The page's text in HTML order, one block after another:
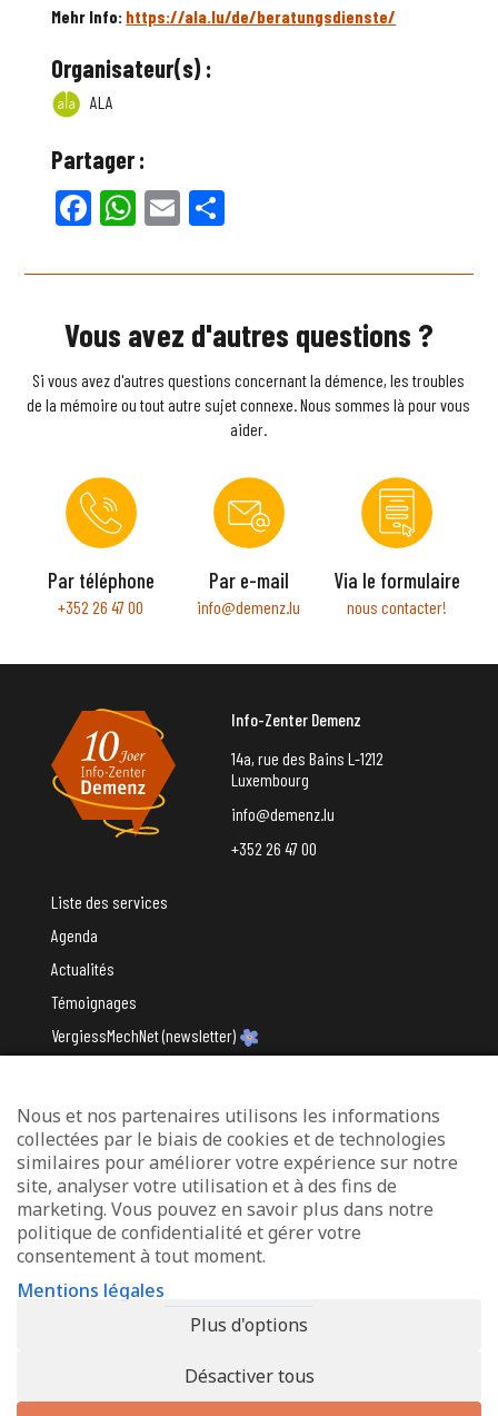
Mehr Info: https://ala.lu/de/beratungsdienste/
Organisateur(s) :
ALA
Partager :
Facebook
WhatsApp
Email
Vous avez d'autres questions ?
Si vous avez d'autres questions concernant la démence, les troubles
de la mémoire ou tout autre sujet connexe. Nous sommes là pour vous
aider.
Par téléphone
+352 26 47 00
Par e-mail
info@demenz.lu
Via le formulaire
nous contacter!
Info-Zenter Demenz
14a, rue des Bains L-1212
Luxembourg
info@demenz.lu
+352 26 47 00
Liste des services
Agenda
Actualités
Témoignages
VergiessMechNet (newsletter)
Avec le soutien du
Mentions légales
Protection des données
Déclaration d’accessibilité
Nous et nos partenaires utilisons les informations
collectées par le biais de cookies et de technologies
similaires pour améliorer votre expérience sur notre
site, analyser votre utilisation et à des fins de
marketing. Vous pouvez en savoir plus dans notre
politique de confidentialité et gérer votre
consentement à tout moment.
Mentions légales
Plus d'options
Désactiver tous